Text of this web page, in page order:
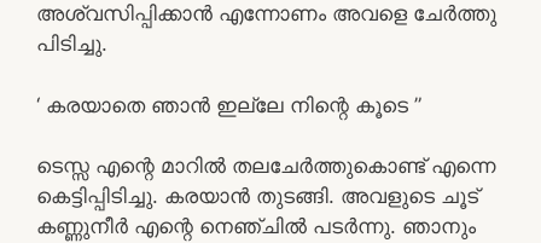
അശ്വസിപ്പിക്കാൻ എന്നോണം അവളെ ചേർത്തു
പിടിച്ചു.
‘ കരയാതെ ഞാൻ ഇല്ലേ നിന്റെ കൂടെ ”
ടെസ്സ എന്റെ മാറിൽ തലചേർത്തുകൊണ്ട് എന്നെ
കെട്ടിപ്പിടിച്ചു. കരയാൻ തുടങ്ങി. അവളുടെ ചൂട്
കണ്ണുനീർ എന്റെ നെഞ്ചിൽ പടർന്നു. ഞാനും